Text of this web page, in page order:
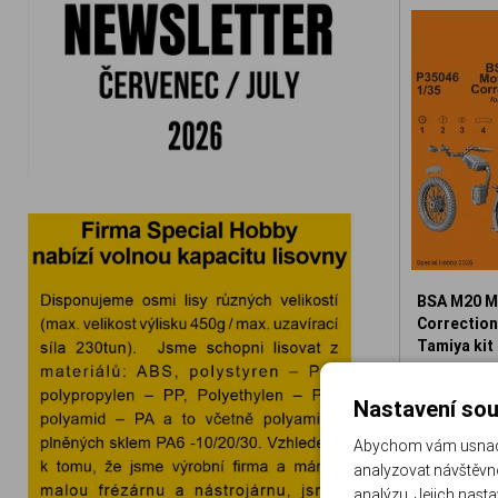
BSA M20
Tamiya kit
Nastavení
Abychom vám
analyzovat